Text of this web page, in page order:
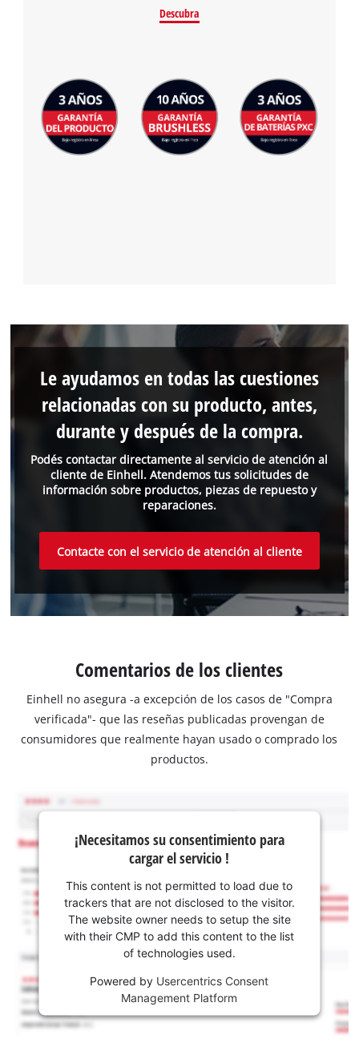
Descubra
Podés contactar directamente al servicio de atención al
cliente de Einhell. Atendemos tus solicitudes de
información sobre productos, piezas de repuesto y
reparaciones.
Le ayudamos en todas las cuestiones
relacionadas con su producto, antes,
durante y después de la compra.
Contacte con el servicio de atención al cliente
Comentarios de los clientes
Einhell no asegura -a excepción de los casos de "Compra
verificada"- que las reseñas publicadas provengan de
consumidores que realmente hayan usado o comprado los
productos.
¡Necesitamos su consentimiento para
cargar el servicio !
This content is not permitted to load due to
trackers that are not disclosed to the visitor.
The website owner needs to setup the site
with their CMP to add this content to the list
of technologies used.
Powered by Usercentrics Consent
Management Platform